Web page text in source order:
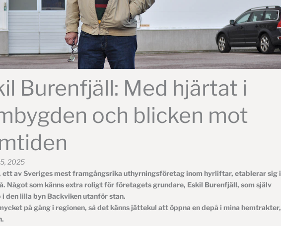
Burenfjäll: Med hjärtat i
och blicken mot
2025
av Sveriges mest framgångsrika uthyrningsföretag inom hyrliftar, etablerar sig i
Något som känns extra roligt för företagets grundare, Eskil Burenfjäll, som själv
den lilla byn Backviken utanför stan.
på gång i regionen, så det känns jättekul att öppna en depå i mina hemtrakter,